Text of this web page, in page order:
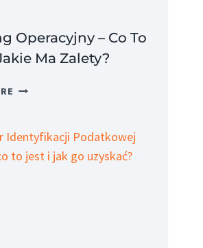
Operacyjny – Co To
Ma Zalety?
LEASING
CO
TO
JEST